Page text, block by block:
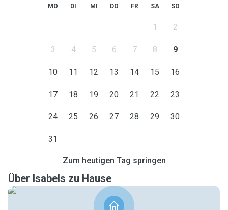
MO DI MI DO FR SA SO
1 2
3 4 5 6 7 8 9
10 11 12 13 14 15 16
17 18 19 20 21 22 23
24 25 26 27 28 29 30
31
Zum heutigen Tag springen
Über Isabels zu Hause